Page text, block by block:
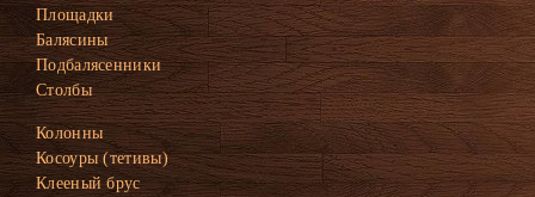
Площадки
Балясины
Подбалясенники
Столбы
Колонны
Косоуры (тетивы)
Клееный брус